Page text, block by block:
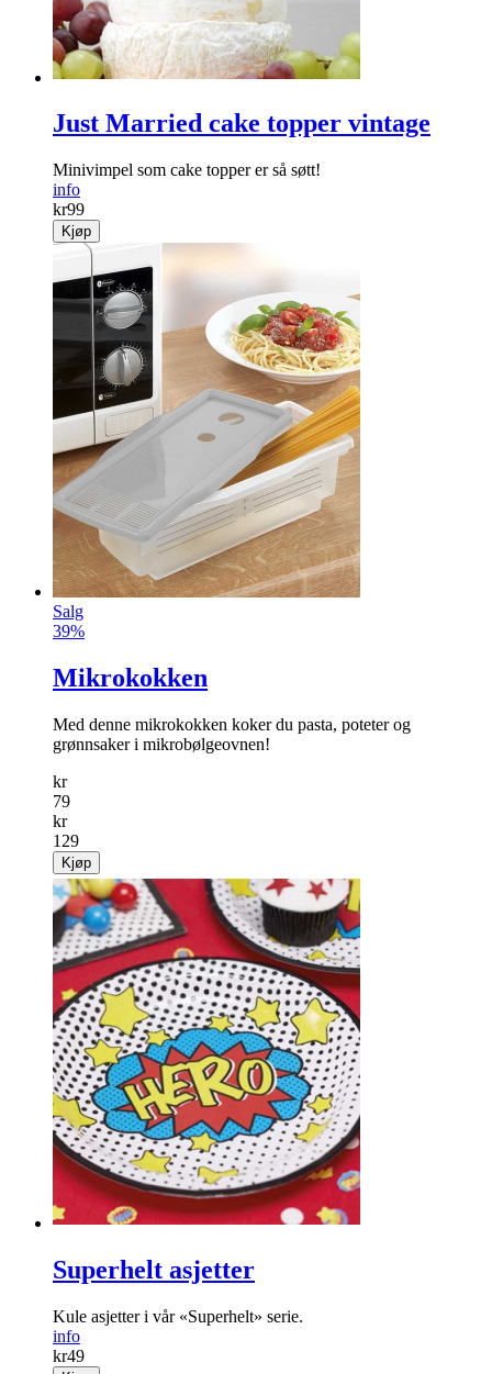
Just Married cake topper vintage
Minivimpel som cake topper er så søtt!
info
kr99
Kjøp
Salg
39%
Mikrokokken
Med denne mikro­kokken koker du pasta, poteter og
grønnsaker i mikrobølgeovnen!
kr
79
kr
129
Kjøp
Superhelt asjetter
Kule asjetter i vår «Superhelt» serie.
info
kr49